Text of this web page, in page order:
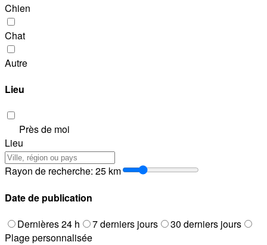
Chien
Chat
Autre
Lieu
Près de moi
Lieu
Rayon de recherche: 25 km
Date de publication
Dernières 24 h
7 derniers jours
30 derniers jours
Plage personnalisée